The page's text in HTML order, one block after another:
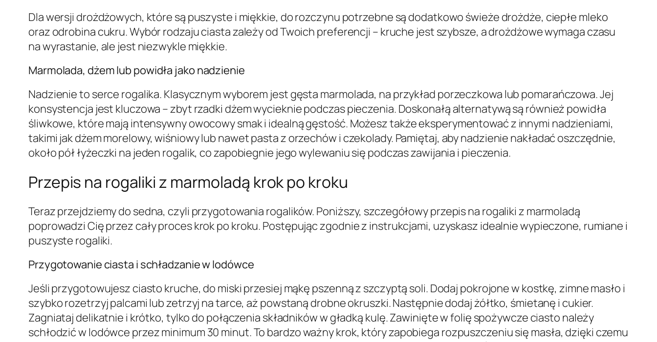
Dla wersji drożdżowych, które są puszyste i miękkie, do rozczynu potrzebne są dodatkowo świeże drożdże, ciepłe mleko
oraz odrobina cukru. Wybór rodzaju ciasta zależy od Twoich preferencji – kruche jest szybsze, a drożdżowe wymaga czasu
na wyrastanie, ale jest niezwykle miękkie.
Marmolada, dżem lub powidła jako nadzienie
Nadzienie to serce rogalika. Klasycznym wyborem jest gęsta marmolada, na przykład porzeczkowa lub pomarańczowa. Jej
konsystencja jest kluczowa – zbyt rzadki dżem wycieknie podczas pieczenia. Doskonałą alternatywą są również powidła
śliwkowe, które mają intensywny owocowy smak i idealną gęstość. Możesz także eksperymentować z innymi nadzieniami,
takimi jak dżem morelowy, wiśniowy lub nawet pasta z orzechów i czekolady. Pamiętaj, aby nadzienie nakładać oszczędnie,
około pół łyżeczki na jeden rogalik, co zapobiegnie jego wylewaniu się podczas zawijania i pieczenia.
Przepis na rogaliki z marmoladą krok po kroku
Teraz przejdziemy do sedna, czyli przygotowania rogalików. Poniższy, szczegółowy przepis na rogaliki z marmoladą
poprowadzi Cię przez cały proces krok po kroku. Postępując zgodnie z instrukcjami, uzyskasz idealnie wypieczone, rumiane i
puszyste rogaliki.
Przygotowanie ciasta i schładzanie w lodówce
Jeśli przygotowujesz ciasto kruche, do miski przesiej mąkę pszenną z szczyptą soli. Dodaj pokrojone w kostkę, zimne masło i
szybko rozetrzyj palcami lub zetrzyj na tarce, aż powstaną drobne okruszki. Następnie dodaj żółtko, śmietanę i cukier.
Zagniataj delikatnie i krótko, tylko do połączenia składników w gładką kulę. Zawinięte w folię spożywcze ciasto należy
schłodzić w lodówce przez minimum 30 minut. To bardzo ważny krok, który zapobiega rozpuszczeniu się masła, dzięki czemu